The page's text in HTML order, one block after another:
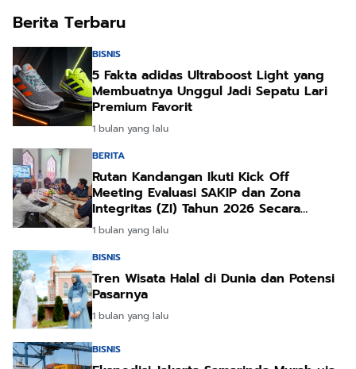
Berita Terbaru
BISNIS
5 Fakta adidas Ultraboost Light yang
Membuatnya Unggul Jadi Sepatu Lari
Premium Favorit
1 bulan yang lalu
BERITA
Rutan Kandangan Ikuti Kick Off
Meeting Evaluasi SAKIP dan Zona
Integritas (ZI) Tahun 2026 Secara
Daring
1 bulan yang lalu
BISNIS
Tren Wisata Halal di Dunia dan Potensi
Pasarnya
1 bulan yang lalu
BISNIS